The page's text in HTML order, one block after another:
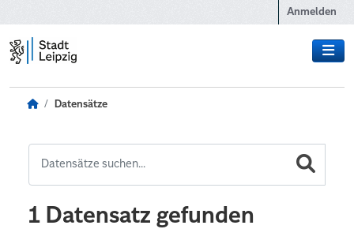
Anmelden
Datensätze
1 Datensatz gefunden